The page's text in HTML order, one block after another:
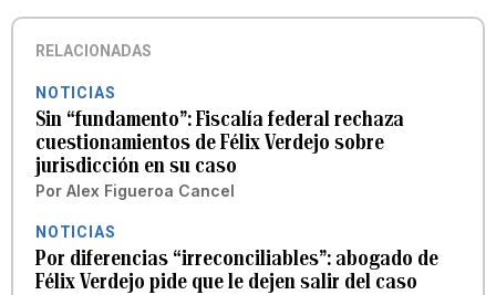
RELACIONADAS
NOTICIAS
Sin “fundamento”: Fiscalía federal rechaza
cuestionamientos de Félix Verdejo sobre
jurisdicción en su caso
Por Alex Figueroa Cancel
NOTICIAS
Por diferencias “irreconciliables”: abogado de
Félix Verdejo pide que le dejen salir del caso